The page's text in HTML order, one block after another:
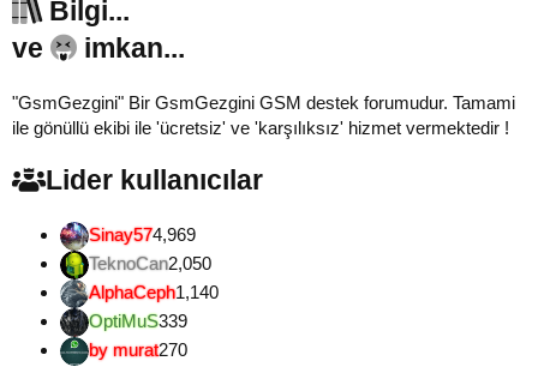
Bilgi...
ve
imkan...
"GsmGezgini" Bir GsmGezgini GSM destek forumudur. Tamami
ile gönüllü ekibi ile 'ücretsiz' ve 'karşılıksız' hizmet vermektedir !
Lider kullanıcılar
Sinay574,969
TeknoCan2,050
AlphaCeph1,140
OptiMuS339
by murat270